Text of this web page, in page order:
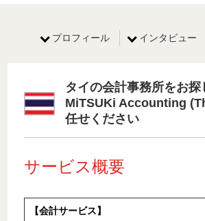
プロフィール インタビュー
タイの会計事務所をお探
MiTSUKi Accounting
任せください
サービス概要
【会計サービス】